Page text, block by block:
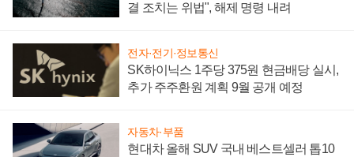
결 조치는 위법", 해제 명령 내려
전자·전기·정보통신
SK하이닉스 1주당 375원 현금배당 실시,
추가 주주환원 계획 9월 공개 예정
자동차·부품
현대차 올해 SUV 국내 베스트셀러 톱10